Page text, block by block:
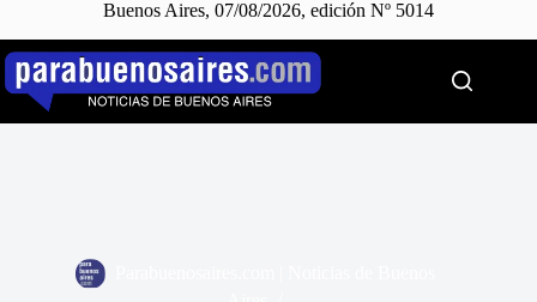
Buenos Aires, 07/08/2026, edición Nº 5014
Saltar
contenido